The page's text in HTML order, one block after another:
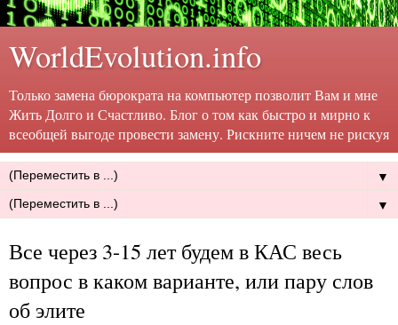
WorldEvolution.info
Только замена бюрократа на компьютер позволит Вам и мне
Жить Долго и Счастливо. Блог о том как быстро и мирно к
всеобщей выгоде провести замену. Рискните ничем не рискуя
▼
▼
Все через 3-15 лет будем в КАС весь
вопрос в каком варианте, или пару слов
об элите